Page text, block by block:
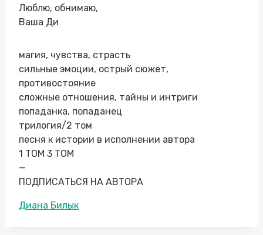
Люблю, обнимаю,
Ваша Ди
магия, чувства, страсть
сильные эмоции, острый сюжет,
противостояние
сложные отношения, тайны и интриги
попаданка, попаданец
трилогия/2 том
песня к истории в исполнении автора
1 ТОМ 3 ТОМ
—
ПОДПИСАТЬСЯ НА АВТОРА
Метки
Диана Билык